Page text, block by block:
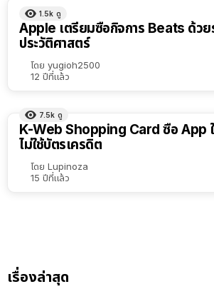
1.5k ดู
Apple เตรียมซื้อกิจการ Beats ด้ว
ประวัติศาสตร์
โดย yugioh2500
12 ปีที่แล้ว
7.5k ดู
K-Web Shopping Card ซื้อ App
ไม่ใช้บัตรเครดิต
โดย Lupinoza
15 ปีที่แล้ว
เรื่องล่าสุด